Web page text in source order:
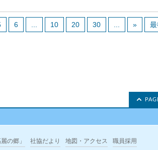
6 10 20 30 »
の郷」 社協だより 地図・アクセス
職員採用